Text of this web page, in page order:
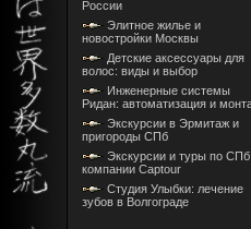
России
Элитное жилье и
новостройки Москвы
Детские аксессуары для
волос: виды и выбор
Инженерные системы
Ридан: автоматизация и
Экскурсии в Эрмитаж и
пригороды СПб
Экскурсии и туры по СПб
компании Captour
Студия Улыбки: лечение
зубов в Волгограде